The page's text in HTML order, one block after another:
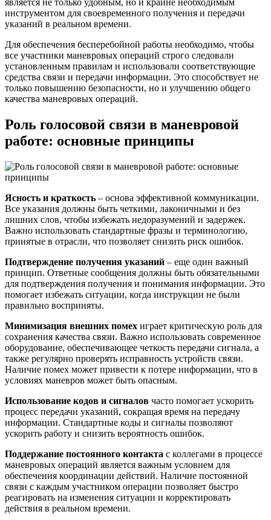
инструментом для своевременного получения и передачи
указаний в реальном времени.
Для обеспечения бесперебойной работы необходимо, чтобы
все участники маневровых операций строго следовали
установленным правилам и использовали соответствующие
средства связи и передачи информации. Это способствует не
только повышению безопасности, но и улучшению общего
качества маневровых операций.
Роль голосовой связи в маневровой
работе: основные принципы
Ясность и краткость – основа эффективной коммуникации.
Все указания должны быть четкими, лаконичными и без
лишних слов, чтобы избежать недоразумений и задержек.
Важно использовать стандартные фразы и терминологию,
принятые в отрасли, что позволяет снизить риск ошибок.
Подтверждение получения указаний – еще один важный
принцип. Ответные сообщения должны быть обязательными
для подтверждения получения и понимания информации. Это
помогает избежать ситуации, когда инструкции не были
правильно восприняты.
Минимизация внешних помех играет критическую роль для
сохранения качества связи. Важно использовать современное
оборудование, обеспечивающее четкость передачи сигнала, а
также регулярно проверять исправность устройств связи.
Наличие помех может привести к потере информации, что в
условиях маневров может быть опасным.
Использование кодов и сигналов часто помогает ускорить
процесс передачи указаний, сокращая время на передачу
информации. Стандартные коды и сигналы позволяют
ускорить работу и снизить вероятность ошибок.
Поддержание постоянного контакта с коллегами в процессе
маневровых операций является важным условием для
обеспечения координации действий. Наличие постоянной
связи с каждым участником операции позволяет быстро
реагировать на изменения ситуации и корректировать
действия в реальном времени.